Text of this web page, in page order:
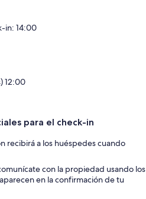
in: 14:00
12:00
para el check-in
recibirá a los huéspedes cuando
con la propiedad usando los
en la confirmación de tu